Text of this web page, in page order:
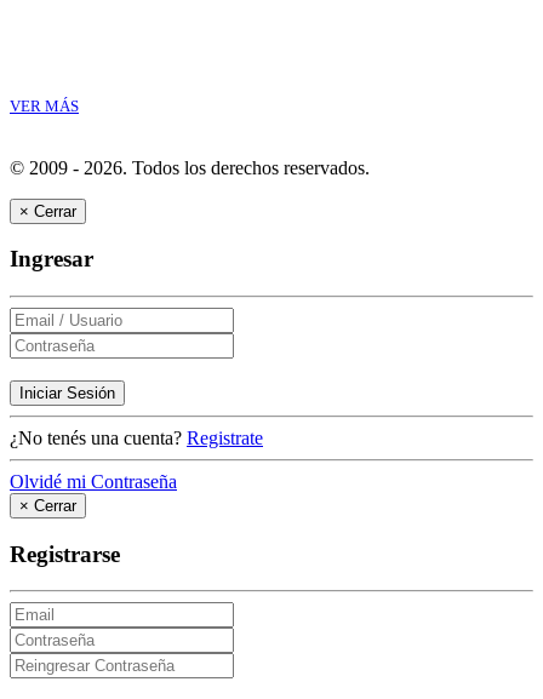
VER MÁS
© 2009 - 2026. Todos los derechos reservados.
× Cerrar
Ingresar
Iniciar Sesión
¿No tenés una cuenta? Registrate
Olvidé mi Contraseña
× Cerrar
Registrarse